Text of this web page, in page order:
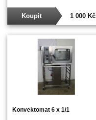
1 000 Kč
Koupit
Konvektomat 6 x 1/1